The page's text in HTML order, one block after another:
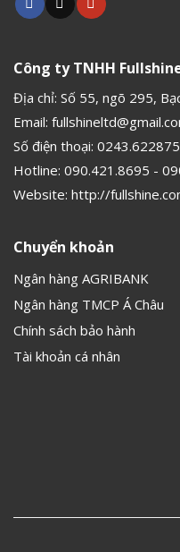
Công ty TNHH
Địa chỉ: Số 55, ngõ 295,
Email:
Số điện thoại:
Hotline: 090.421.8695 -
Website: http://
Chuyển khoản
Ngân hàng AGRIBANK
Ngân hàng TMCP Á Châu
Chính sách bảo hành
Tài khoản cá nhân